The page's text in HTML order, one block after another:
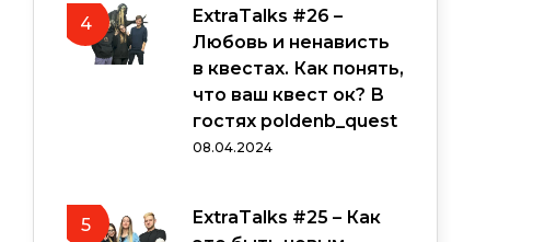
4
ExtraTalks #26 –
Любовь и ненависть
в квестах. Как понять,
что ваш квест ок? В
гостях poldenb_quest
08.04.2024
5
ExtraTalks #25 – Как